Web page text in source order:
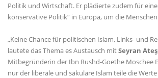
Politik und Wirtschaft. Er plädierte zudem für
konservative Politik“ in Europa, um die
Keine Chance für politischen Islam, Links- und
lautete das Thema es Austausch mitSeyran Ateş
Mitbegründerin der Ibn Rushd-Goethe Moschee
nur der liberale und säkulare Islam teile die Werte